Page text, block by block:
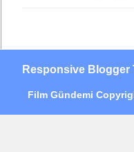
Responsive Blogger
Film Gündemi